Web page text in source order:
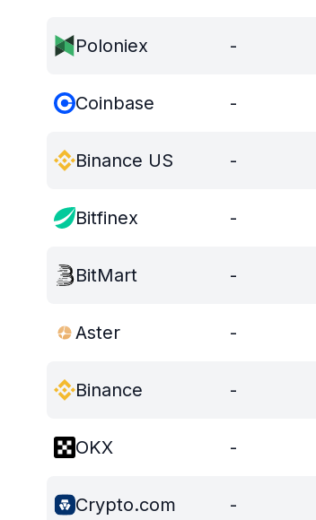
Poloniex -
Coinbase -
Binance US -
Bitfinex -
BitMart -
Aster -
Binance -
OKX -
Crypto.com -